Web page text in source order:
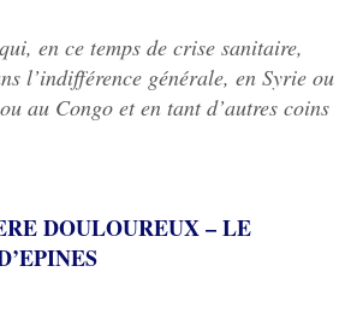
en ce temps de crise sanitaire,
l’indifférence générale, en Syrie ou
au Congo et en tant d’autres coins
DOULOUREUX – LE